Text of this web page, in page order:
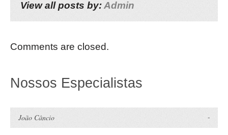
View all posts by:Admin
Comments are closed.
Nossos Especialistas
João Câncio